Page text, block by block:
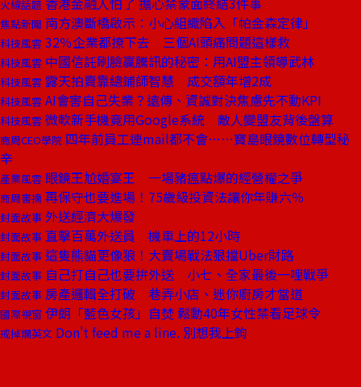
火線話題
焦點新聞 南方澳斷橋啟示：小心組織陷入「帕金森定律」
科技風雲 32％企業都撩下去 三個AI頭痛問題這樣救
科技風雲 中國信託刷臉贏騰訊的秘密：用AI盟主領導武林
科技風雲 露天拍賣靠總鋪師智慧 成交額年增2成
科技風雲 AI會害自己失業？遠傳、資誠對決焦慮先不動KPI
科技風雲 微軟新手機竟用Google系統 敵人變盟友背後盤算
商周CEO學院 四年前員工連mail都不會……寶島眼鏡數位轉型秘
辛
產業風雲 眼鏡王尬婚宴王 一場豬瘟點爆的經營權之爭
商周書摘 再保守也要進場！75歲級投資法讓你年賺六％
封面故事 外送經濟大爆發
封面故事 直擊百萬外送員 機車上的12小時
封面故事 這隻熊貓更像狼！大賣場戰法狠擋Uber財路
封面故事 自己打自己也要拚外送 小七、全家最後一哩戰爭
封面故事 房產邏輯全打破 巷弄小店、迷你廚房才當道
國際視窗 伊朗「藍色女孩」自焚 鬆動40年女性禁看足球令
戒掉爛英文 Don't feed me a line. 別想我上鉤